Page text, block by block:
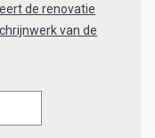
de renovatie
van de